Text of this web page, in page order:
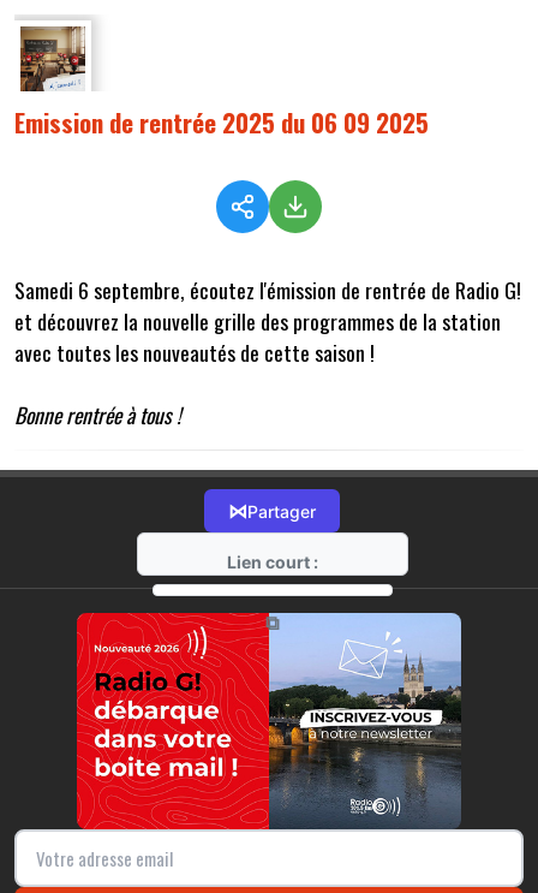
Emission de rentrée 2025 du 06 09 2025
Samedi 6 septembre, écoutez l'émission de rentrée de Radio G!
et découvrez la nouvelle grille des programmes de la station
avec toutes les nouveautés de cette saison !
Bonne rentrée à tous !
⋈Partager
Lien court :
https://radio-g.fr?18412
⧉